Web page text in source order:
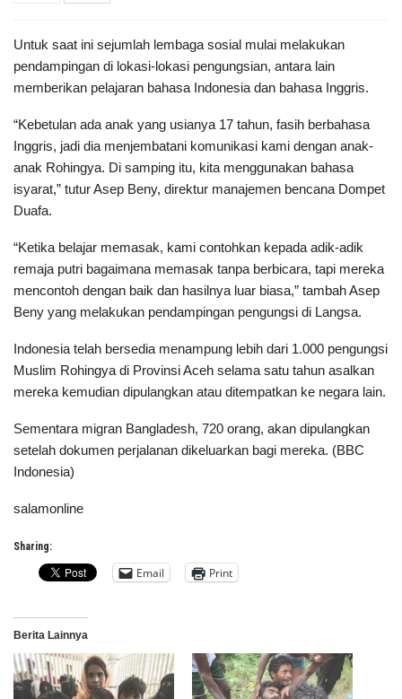
Untuk saat ini sejumlah lembaga sosial mulai melakukan
pendampingan di lokasi-lokasi pengungsian, antara lain
memberikan pelajaran bahasa Indonesia dan bahasa Inggris.
“Kebetulan ada anak yang usianya 17 tahun, fasih berbahasa
Inggris, jadi dia menjembatani komunikasi kami dengan anak-
anak Rohingya. Di samping itu, kita menggunakan bahasa
isyarat,” tutur Asep Beny, direktur manajemen bencana Dompet
Duafa.
“Ketika belajar memasak, kami contohkan kepada adik-adik
remaja putri bagaimana memasak tanpa berbicara, tapi mereka
mencontoh dengan baik dan hasilnya luar biasa,” tambah Asep
Beny yang melakukan pendampingan pengungsi di Langsa.
Indonesia telah bersedia menampung lebih dari 1.000 pengungsi
Muslim Rohingya di Provinsi Aceh selama satu tahun asalkan
mereka kemudian dipulangkan atau ditempatkan ke negara lain.
Sementara migran Bangladesh, 720 orang, akan dipulangkan
setelah dokumen perjalanan dikeluarkan bagi mereka. (BBC
Indonesia)
salamonline
Sharing:
Email Print
Berita Lainnya